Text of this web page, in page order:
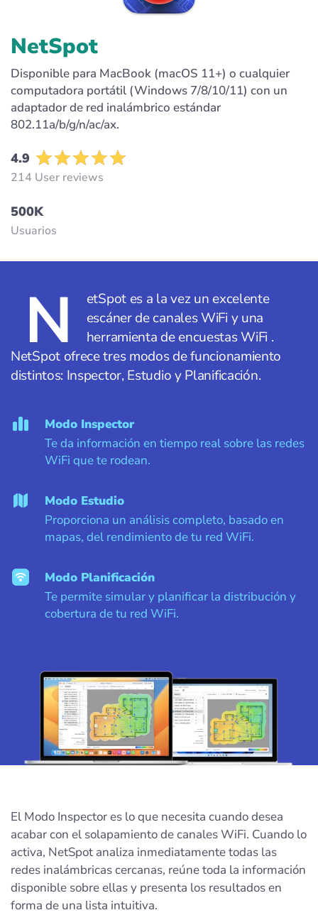
NetSpot
Disponible para MacBook (macOS 11+) o cualquier
computadora portátil (Windows 7/8/10/11) con un
adaptador de red inalámbrico estándar
802.11a/b/g/n/ac/ax.
4.9
214 User reviews
500K
Usuarios
N
etSpot es a la vez un excelente
escáner de canales WiFi y una
herramienta de encuestas WiFi .
NetSpot ofrece tres modos de funcionamiento
distintos: Inspector, Estudio y Planificación.
Modo Inspector
Te da información en tiempo real sobre las redes
WiFi que te rodean.
Modo Estudio
Proporciona un análisis completo, basado en
mapas, del rendimiento de tu red WiFi.
Modo Planificación
Te permite simular y planificar la distribución y
cobertura de tu red WiFi.
El Modo Inspector es lo que necesita cuando desea
acabar con el solapamiento de canales WiFi. Cuando lo
activa, NetSpot analiza inmediatamente todas las
redes inalámbricas cercanas, reúne toda la información
disponible sobre ellas y presenta los resultados en
forma de una lista intuitiva.